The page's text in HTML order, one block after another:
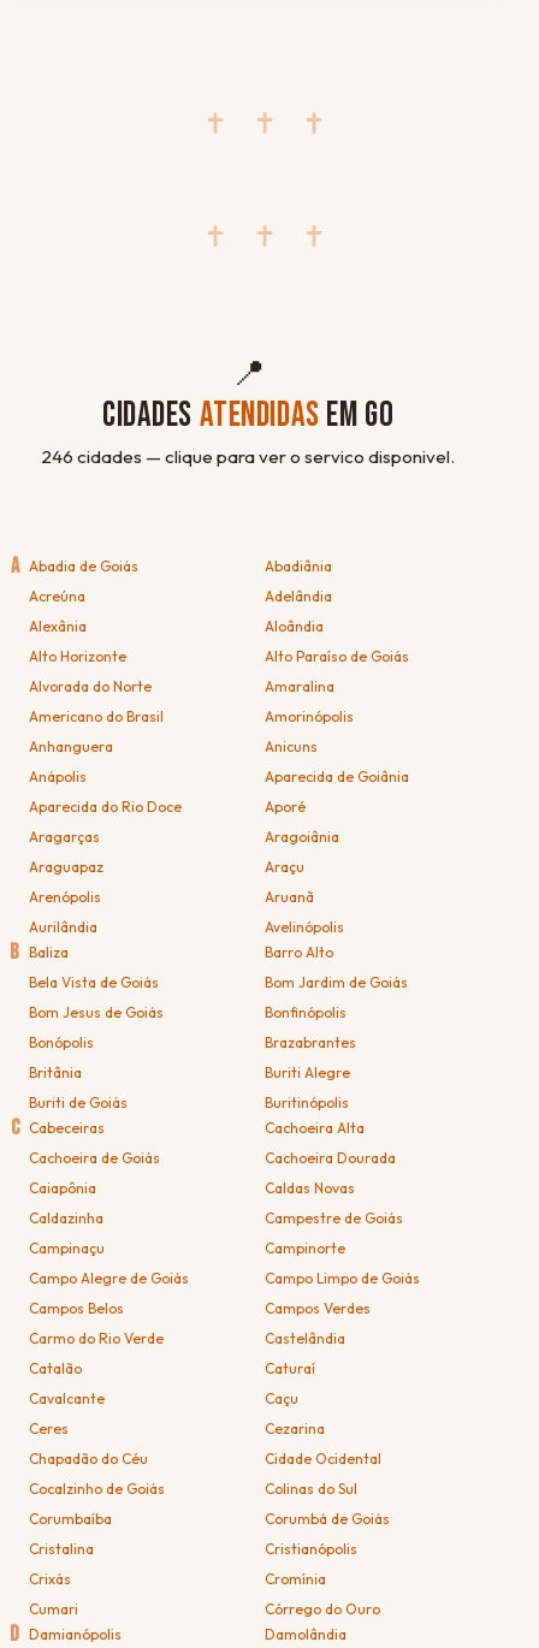
✝ ✝ ✝
✝ ✝ ✝
📍
CIDADES ATENDIDAS EM GO
246 cidades — clique para ver o servico disponivel.
A Abadia de Goiás
Abadiânia
Acreúna
Adelândia
Alexânia
Aloândia
Alto Horizonte
Alto Paraíso de Goiás
Alvorada do Norte
Amaralina
Americano do Brasil
Amorinópolis
Anhanguera
Anicuns
Anápolis
Aparecida de Goiânia
Aparecida do Rio Doce
Aporé
Aragarças
Aragoiânia
Araguapaz
Araçu
Arenópolis
Aruanã
Aurilândia
Avelinópolis
B Baliza
Barro Alto
Bela Vista de Goiás
Bom Jardim de Goiás
Bom Jesus de Goiás
Bonfinópolis
Bonópolis
Brazabrantes
Britânia
Buriti Alegre
Buriti de Goiás
Buritinópolis
C Cabeceiras
Cachoeira Alta
Cachoeira de Goiás
Cachoeira Dourada
Caiapônia
Caldas Novas
Caldazinha
Campestre de Goiás
Campinaçu
Campinorte
Campo Alegre de Goiás
Campo Limpo de Goiás
Campos Belos
Campos Verdes
Carmo do Rio Verde
Castelândia
Catalão
Caturaí
Cavalcante
Caçu
Ceres
Cezarina
Chapadão do Céu
Cidade Ocidental
Cocalzinho de Goiás
Colinas do Sul
Corumbaíba
Corumbá de Goiás
Cristalina
Cristianópolis
Crixás
Cromínia
Cumari
Córrego do Ouro
D Damianópolis Damolândia